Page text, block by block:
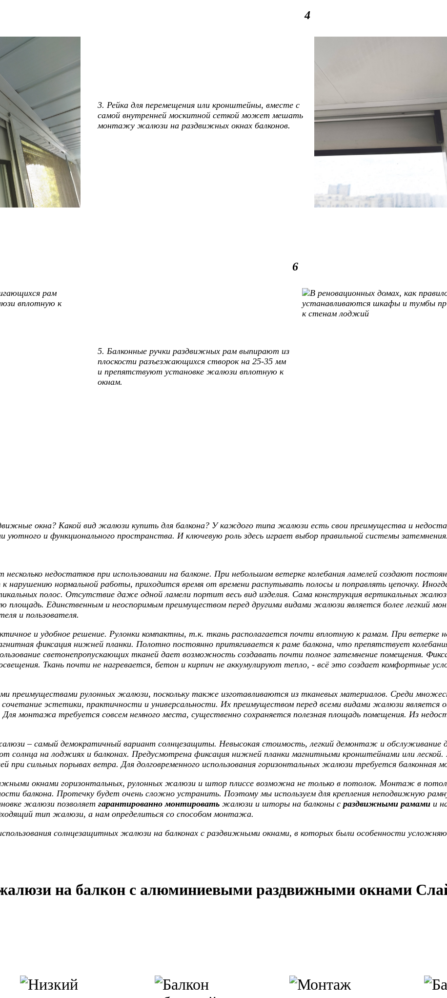
3. Рейка для перемещения или кронштейны, вместе с
самой внутренней москитной сеткой может мешать
монтажу жалюзи на раздвижных окнах балконов.
4
5. Балконные ручки раздвижных рам выпирают из
плоскости разъезжающихся створок на 25-35 мм
и препятствуют установке жалюзи вплотную к
окнам.
6
окна? Какой вид жалюзи купить для балкона? У каждого типа жалюзи есть свои преимущества и
и функционального пространства. И ключевую роль здесь играет выбор правильной системы
недостатков при использовании на балконе. При небольшом ветерке колебания ламелей создают
нарушению нормальной работы, приходится время от времени распутывать полосы и поправлять цепочку.
полос. Отсутствие даже одной ламели портит весь вид изделия. Сама конструкция вертикальных
площадь. Единственным и неоспоримым преимуществом перед другими видами жалюзи является более легкий
и пользователя.
и удобное решение. Рулонки компактны, т.к. ткань располагается почти вплотную к рамам. При ветерке
фиксация нижней планки. Полотно постоянно притягивается к раме балкона, что препятствует
светонепропускающих тканей дает возможность создавать почти полное затемнение помещения.
Ткань почти не нагревается, бетон и кирпич не аккумулируют тепло, - всё это создает комфортные
рулонных жалюзи, поскольку также изготавливаются из тканевых материалов. Среди
сочетание эстетики, практичности и универсальности. Их преимуществом перед всеми видами жалюзи является
монтажа требуется совсем немного места, существенно сохраняется полезная площадь помещения. Из
– самый демократичный вариант солнцезащиты. Невысокая стоимость, легкий демонтаж и
солнца на лоджиях и балконах. Предусмотрена фиксация нижней планки магнитными кронштейнами или
при сильных порывах ветра. Для долговременного использования горизонтальных жалюзи требуется балконная
окнами горизонтальных, рулонных жалюзи и штор плиссе возможна не только в потолок. Монтаж в
балкона. Протечку будет очень сложно устранить. Поэтому мы используем для крепления неподвижную
жалюзи позволяет гарантированно монтировать жалюзи и шторы на балконы с раздвижными рамами и
тип жалюзи, а нам определиться со способом монтажа.
солнцезащитных жалюзи на балконах с раздвижными окнами, в которых были особенности
на балкон с алюминиевыми раздвижными окнами